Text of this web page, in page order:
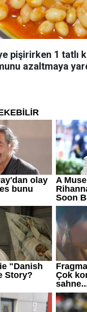
pişirirken 1 tatlı
azaltmaya